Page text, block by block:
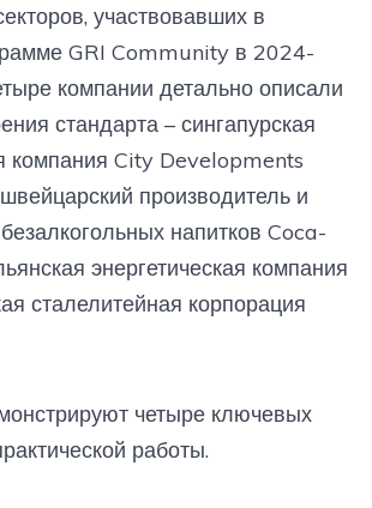
участвовавших в
GRI Community в 2024-
компании детально описали
стандарта – сингапурская
компания City Developments
производитель и
напитков Coca-
энергетическая компания
сталелитейная корпорация
четыре ключевых
работы.